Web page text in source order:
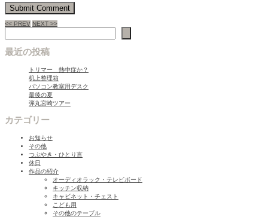
<< PREV NEXT >>
最近の投稿
トリマー 熱中症か？
机上整理箱
パソコン教室用デスク
最後の夏
弾丸宮崎ツアー
カテゴリー
お知らせ
その他
つぶやき・ひとり言
休日
作品の紹介
オーディオラック・テレビボード
キッチン収納
キャビネット・チェスト
こども用
その他のテーブル